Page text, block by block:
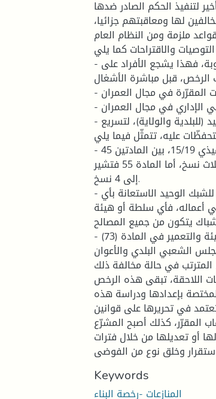
لتنفيذ الحكم الصادر ضدها.
لها ومعاقبتهم جزائيا،
ملزمة ومن النظام العام.
والاقتراحات كما يلي:
- ضرورة تبسيط الإجراءات وتقليص الوثائق المطلوبة، فهذا يشجع الأفراد على
قبل مباشرة الأشغال.
- تشديد العقوبات المقرّرة في مجال العمران.
- تعزيز دور القاضي الإداري في مجال العمران.
- استحدث المشرّع الجزائري ما يسمى بالشباك الوحيد (للبلدية والولاية)، لتسريع
عليه، تتمثّل فيما يلي:
- وجوب تدارك التناقض الواقع في المرسوم التنفيذي 15/19، بين المادتين 45
و55 فيما يخص عدّد النسخ، فالمادة 45 تشير إلى ثلاث نسخ، أما المادة 55 فتشير
إلى 4 نسخ.
- تشير المادة 58 من نفس المرسوم، على أنّه يمكن للشبك الوحيد الاستعانة بأي
أعماله، فأي سلطة أو هيئة
يتكون من جميع المصالح.
- نصّ قانون 04/05 المعدّل والمتمم لقانون التهيئة والتعمير في المادة (73)
الشعبي البلدي والأعوان
المترتب في حالة مخالفة ذلك.
اللاحقة، تبقى هذه الرخص
بإعدادها ودراسة هذه
في تحريرها على قوانين
المقرّر، كذلك أصبح المشرّع
أو تعديلها من خلال فترات
Keywords
المنازعات -رخصة البناء